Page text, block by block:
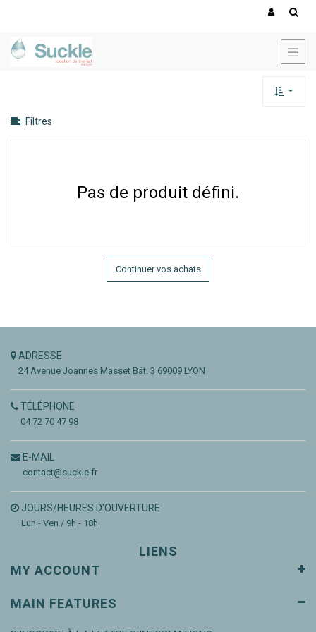
Filtres
catégories
options
Pas de produit défini.
Continuer vos achats
ADRESSE
24 Avenue Joannes Masset Bât. 3 69009 LYON
TÉLÉPHONE
04 72 70 47 98
E-MAIL
contact@suckle.fr
JOURS/HEURES D'OUVERTURE
Lun - Ven / 9h - 18h
LIENS
MY ACCOUNT
MAIN FEATURES